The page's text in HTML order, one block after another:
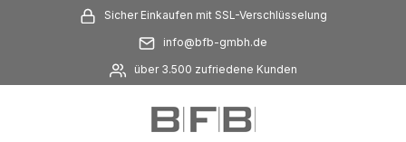
Zum Hauptinhalt springenSicher Einkaufen mit SSL-Verschlüsselung
info@bfb-gmbh.de
über 3.500 zufriedene Kunden